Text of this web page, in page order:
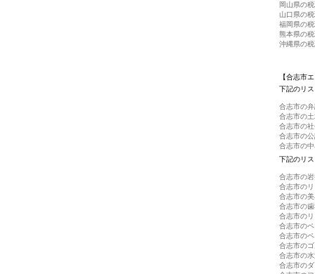
岡山県の
山口県の
福岡県の
熊本県の
沖縄県の
【合志市
下記のリ
合志市の
合志市の
合志市の
合志市の
合志市の
下記のリ
合志市の
合志市の
合志市の
合志市の
合志市の
合志市の
合志市の
合志市の
合志市の
合志市の